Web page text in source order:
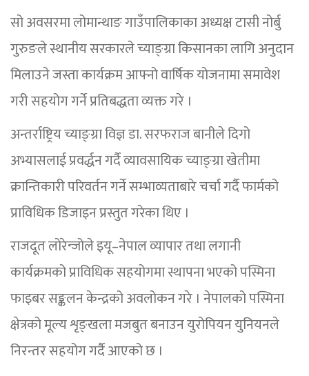
सो अवसरमा लोमान्थाङ गाउँपालिकाका अध्यक्ष टासी नोर्बु
गुरुङले स्थानीय सरकारले च्याङ्ग्रा किसानका लागि अनुदान
मिलाउने जस्ता कार्यक्रम आफ्नो वार्षिक योजनामा समावेश
गरी सहयोग गर्ने प्रतिबद्धता व्यक्त गरे ।
अन्तर्राष्ट्रिय च्याङ्ग्रा विज्ञ डा. सरफराज बानीले दिगो
अभ्यासलाई प्रवर्द्धन गर्दै व्यावसायिक च्याङ्ग्रा खेतीमा
क्रान्तिकारी परिवर्तन गर्ने सम्भाव्यताबारे चर्चा गर्दै फार्मको
प्राविधिक डिजाइन प्रस्तुत गरेका थिए ।
राजदूत लोरेन्जोले इयू–नेपाल व्यापार तथा लगानी
कार्यक्रमको प्राविधिक सहयोगमा स्थापना भएको पस्मिना
फाइबर सङ्कलन केन्द्रको अवलोकन गरे । नेपालको पस्मिना
क्षेत्रको मूल्य शृङ्खला मजबुत बनाउन युरोपियन युनियनले
निरन्तर सहयोग गर्दै आएको छ ।